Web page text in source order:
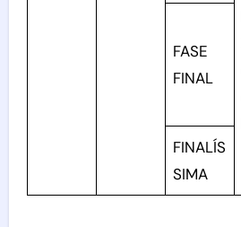
FASE
FINAL
FINALÍS
SIMA